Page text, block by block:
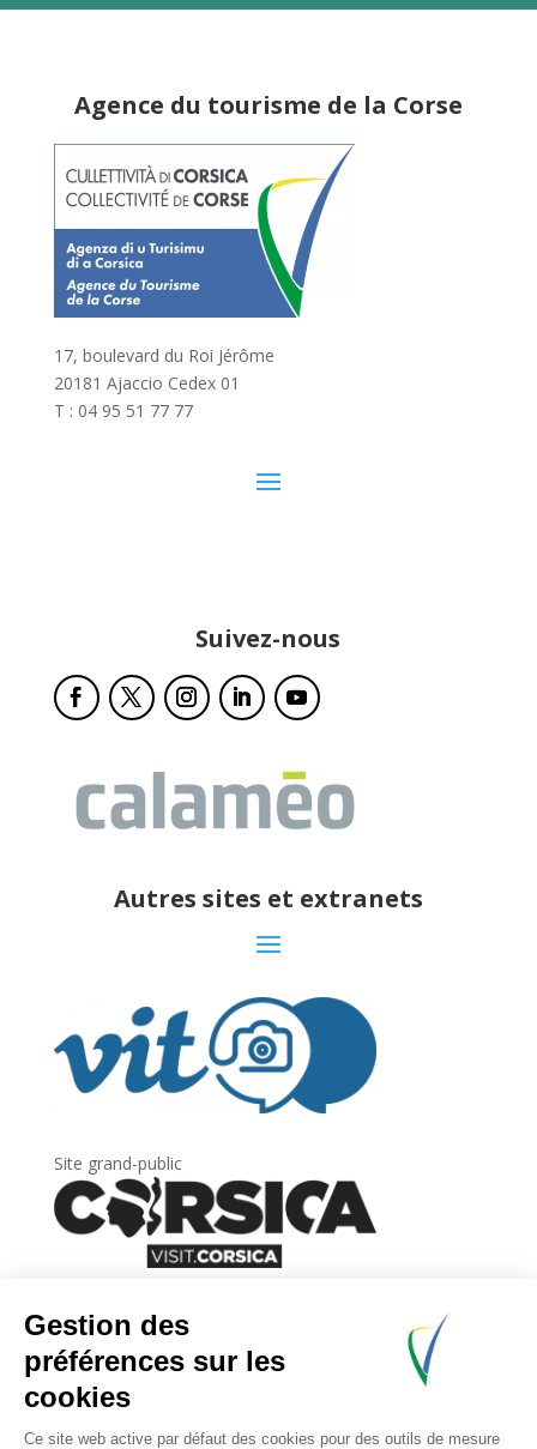
Agence du tourisme de la Corse
17, boulevard du Roi Jérôme
20181 Ajaccio Cedex 01
T : 04 95 51 77 77
Suivez-nous
Autres sites et extranets
Site grand-public
Newsletter
Inscrivez-vous àla lettre d’information
l’Agence du tourisme de la Corse.